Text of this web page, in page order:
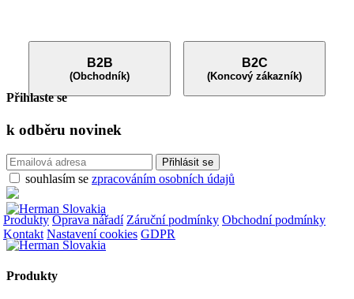
B2B
(Obchodník)
B2C
(Koncový zákazník)
Přihlaste se
k odběru novinek
souhlasím se zpracováním osobních údajů
Produkty Oprava nářadí Záruční podmínky Obchodní podmínky
Kontakt Nastavení cookies GDPR
Produkty